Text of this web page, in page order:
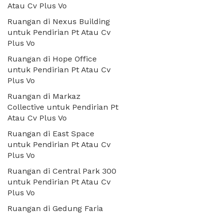
Atau Cv Plus Vo
Ruangan di Nexus Building
untuk Pendirian Pt Atau Cv
Plus Vo
Ruangan di Hope Office
untuk Pendirian Pt Atau Cv
Plus Vo
Ruangan di Markaz
Collective untuk Pendirian Pt
Atau Cv Plus Vo
Ruangan di East Space
untuk Pendirian Pt Atau Cv
Plus Vo
Ruangan di Central Park 300
untuk Pendirian Pt Atau Cv
Plus Vo
Ruangan di Gedung Faria